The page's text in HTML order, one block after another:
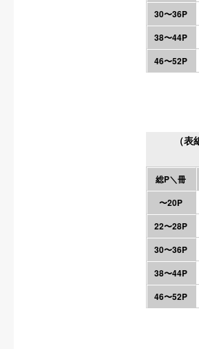
30〜36P
38〜44P
46〜52P
総P＼冊
〜20P
22〜28P
30〜36P
38〜44P
46〜52P
（